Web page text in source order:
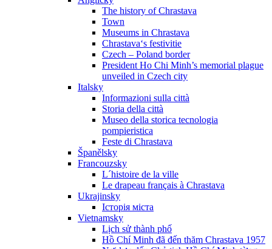
The history of Chrastava
Town
Museums in Chrastava
Chrastava‘s festivitie
Czech – Poland border
President Ho Chi Minh’s memorial plague
unveiled in Czech city
Italsky
Informazioni sulla città
Storia della città
Museo della storica tecnologia
pompieristica
Feste di Chrastava
Španělsky
Francouzsky
L´histoire de la ville
Le drapeau français à Chrastava
Ukrajinsky
Історія міста
Vietnamsky
Lịch sử thành phố
Hồ Chí Minh đã đến thăm Chrastava 1957